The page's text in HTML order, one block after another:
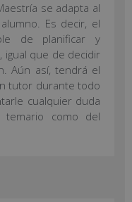
se adapta al
Es decir, el
de planificar y
igual que de decidir
Aún así, tendrá el
tutor durante todo
cualquier duda
como del